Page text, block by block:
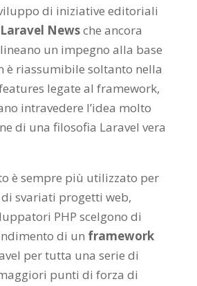
di iniziative editoriali
Laravel Newsche ancora
un impegno alla base
è riassumibile soltanto nella
legate al framework,
intravedere l’idea molto
di una filosofia Laravel vera
è sempre più utilizzato per
svariati progetti web,
PHP scelgono di
di un framework
per tutta una serie di
punti di forza di